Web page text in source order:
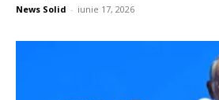
News Solid - iunie 17, 2026